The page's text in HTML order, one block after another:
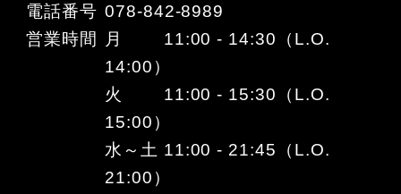
電話番号 078-842-8989
営業時間
月 11:00 - 14:30（L.O.
14:00）
火 11:00 - 15:30（L.O.
15:00）
水～土 11:00 - 21:45（L.O.
21:00）